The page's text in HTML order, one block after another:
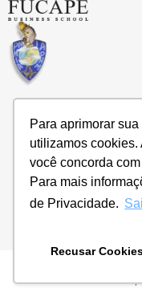
Para aprimorar
utilizamos cookies.
você concorda
Para mais
de Privacidade.
Recusar
Fucape Business
Horizonte/